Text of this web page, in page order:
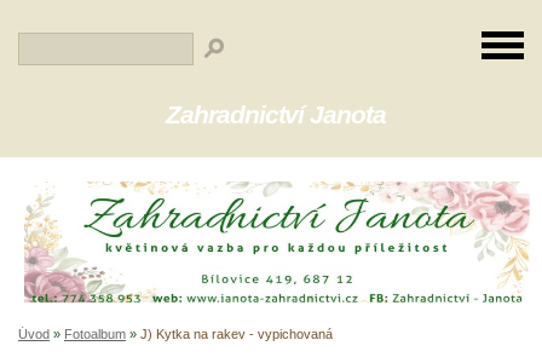
Zahradnictví Janota
Úvod » Fotoalbum » J) Kytka na rakev - vypichovaná